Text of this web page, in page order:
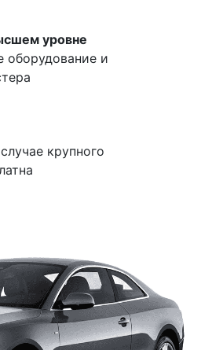
уровне
оборудование и
крупного